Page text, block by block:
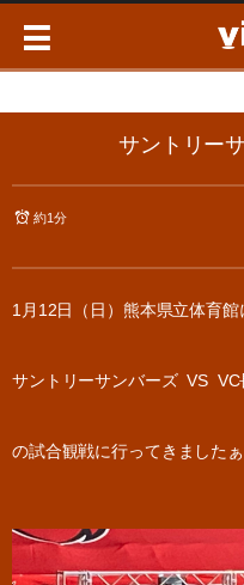
サントリー
約1分
1月12日（日）熊本県立体育館
サントリーサンバーズ VS VC
の試合観戦に行ってきましたぁ